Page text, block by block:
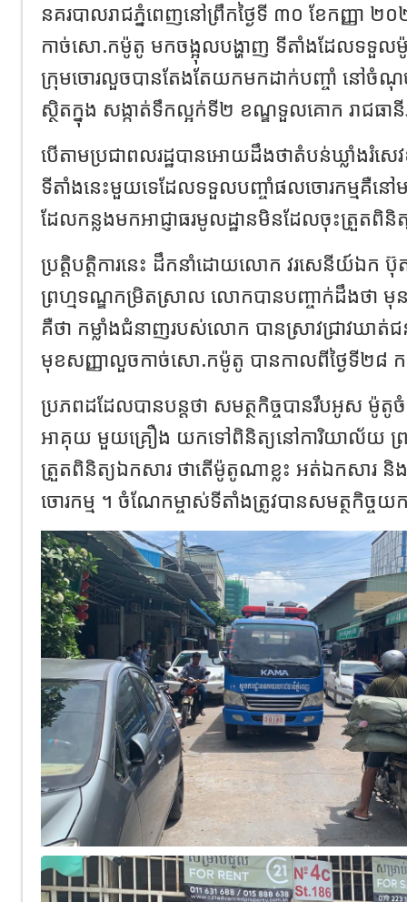
នគរបាលរាជភ្នំពេញនៅព្រឹកថ្ងៃទី ៣០ ខែកញ្ញា
កាច់សោ.កម៉ូតូ មកចង្អុលបង្ហាញ ទីតាំងដែលទទួលម៉ូ
ក្រុមចោរលួចបានតែងតែយកមកដាក់បញ្ចាំ នៅចំណុ
ស្ថិតក្នុង សង្កាត់ទឹកល្អក់ទី២ ខណ្ឌទួលគោក រាជធា
បេីតាមប្រជាពលរដ្ឋបានអោយដឹងថាតំបន់ឃ្លាំងរំសេ
ទីតាំងនេះមួយទេដែលទទួលបញ្ចាំផលចោរកម្ម​គឺនៅម
ដែលកន្លងមកអាជ្ញាធរមូលដ្ឋានមិនដែលចុះត្រួតពិនិ
ប្រត្តិបត្តិការនេះ ដឹកនាំដោយលោក វរសេនីយ៍ឯក
ព្រហ្មទណ្ឌកម្រិតស្រាល លោកបានបញ្ចាក់ដឹងថា មុ
គឺថា កម្លាំងជំនាញរបស់លោក បានស្រាវជ្រាវឃា
មុខសញ្ញាលួចកាច់សោ.កម៉ូតូ បានកាលពីថ្ងៃទី២៨ កញ្
ប្រភពដដែលបានបន្តថា សមត្ថកិច្ចបានរឹបអូស ម៉ូ
អាគុយ មួយគ្រឿង យកទៅពិនិត្យនៅការិយាល័យ ព្រ
ត្រួតពិនិត្យឯកសារ ថាតើម៉ូតូណាខ្លះ អត់ឯកសារ និ
ចោរកម្ម ។ ចំណែកម្ចាស់ទីតាំងត្រូវបានសមត្ថកិច្ច